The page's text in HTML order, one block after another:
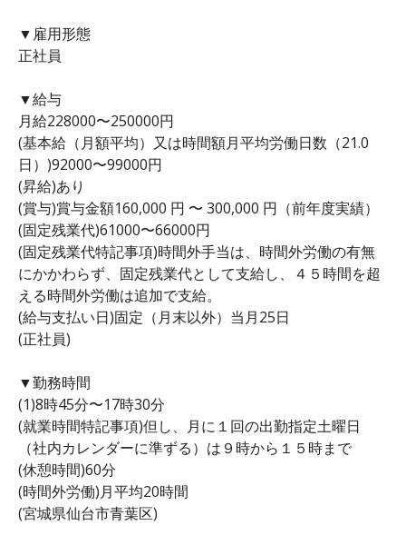
▼雇用形態
正社員
▼給与
月給228000〜250000円
(基本給（月額平均）又は時間額月平均労働日数（21.0
日）)92000〜99000円
(昇給)あり
(賞与)賞与金額160,000 円 〜 300,000 円（前年度実績）
(固定残業代)61000〜66000円
(固定残業代特記事項)時間外手当は、時間外労働の有無
にかかわらず、固定残業代として支給し、４５時間を超
える時間外労働は追加で支給。
(給与支払い日)固定（月末以外）当月25日
(正社員)
▼勤務時間
(1)8時45分〜17時30分
(就業時間特記事項)但し、月に１回の出勤指定土曜日
（社内カレンダーに準ずる）は９時から１５時まで
(休憩時間)60分
(時間外労働)月平均20時間
(宮城県仙台市青葉区)